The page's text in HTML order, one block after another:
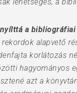
a bibliográfiai
alapvető
korlátozás
hagyományos
azt a